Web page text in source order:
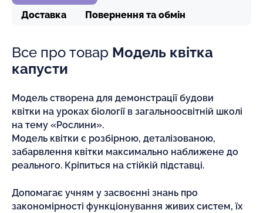
Доставка
Повернення та обмін
Все про товар Модель квітка
капусти
Модель створена для демонстрації будови
квітки на уроках біології в загальноосвітній школі
на тему «Рослини».
Модель квітки є розбірною, деталізованою,
забарвлення квітки максимально наближене до
реального. Кріпиться на стійкій підставці.
Допомагає учням у засвоєнні знань про
закономірності функціонування живих систем, їх